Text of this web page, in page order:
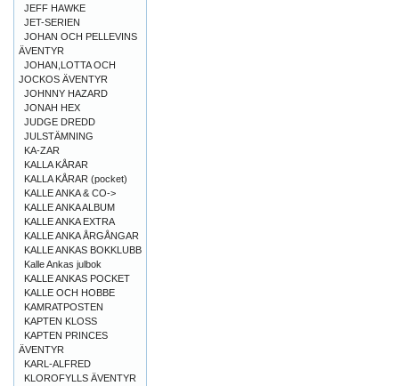
JEFF HAWKE
JET-SERIEN
JOHAN OCH PELLEVINS
ÄVENTYR
JOHAN,LOTTA OCH
JOCKOS ÄVENTYR
JOHNNY HAZARD
JONAH HEX
JUDGE DREDD
JULSTÄMNING
KA-ZAR
KALLA KÅRAR
KALLA KÅRAR (pocket)
KALLE ANKA & CO->
KALLE ANKA ALBUM
KALLE ANKA EXTRA
KALLE ANKA ÅRGÅNGAR
KALLE ANKAS BOKKLUBB
Kalle Ankas julbok
KALLE ANKAS POCKET
KALLE OCH HOBBE
KAMRATPOSTEN
KAPTEN KLOSS
KAPTEN PRINCES
ÄVENTYR
KARL-ALFRED
KLOROFYLLS ÄVENTYR